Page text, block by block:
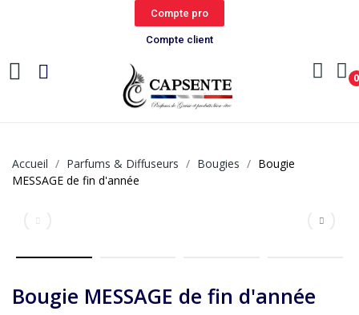
Compte pro
Compte client
0
Accueil Parfums & Diffuseurs Bougies
Bougie
MESSAGE de fin d'année
Bougie MESSAGE de fin d'année